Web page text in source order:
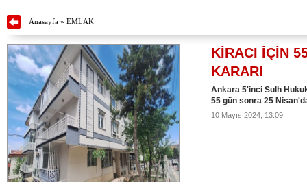
Anasayfa » EMLAK
KİRACI İÇİN
KARARI
Ankara 5'inci Sulh
55 gün sonra 25
10 Mayıs 2024, 13:09